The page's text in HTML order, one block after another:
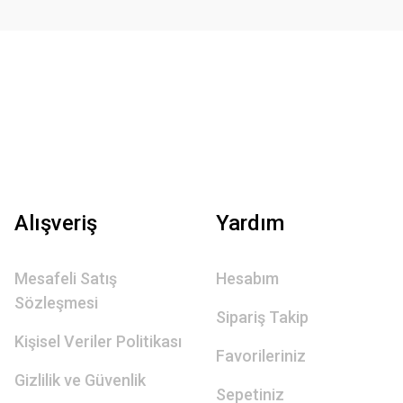
Alışveriş
Mesafeli Satış
Sözleşmesi
Kişisel Veriler Politikası
Gizlilik ve Güvenlik
Yardım
Hesabım
Sipariş Takip
Favorileriniz
Sepetiniz